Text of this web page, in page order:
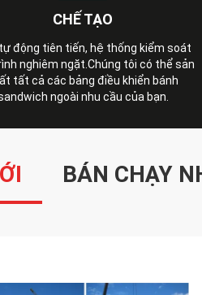
CHẾ TẠO
động tiên tiến, hệ thống kiểm soát
nghiêm ngặt.Chúng tôi có thể sản
tất cả các bảng điều khiển bánh
ngoài nhu cầu của bạn.
BÁN CHẠY